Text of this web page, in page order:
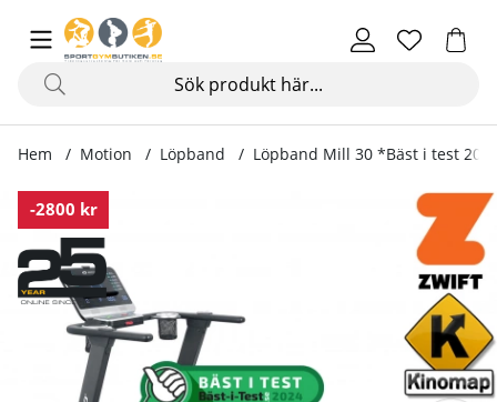
Hem Motion Löpband Löpband Mill 30 *Bäst i test
-2800 kr
Produktbilder Löpband Mill 30 *Bäst i test 2024*